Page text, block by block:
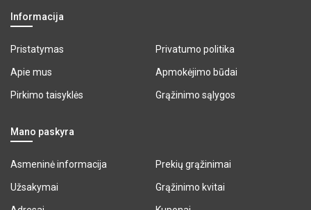
Informacija
Pristatymas Privatumo politika
Apie mus Apmokėjimo būdai
Pirkimo taisyklės Grąžinimo sąlygos
Mano paskyra
Asmeninė informacija Prekių grąžinimai
Užsakymai Grąžinimo kvitai